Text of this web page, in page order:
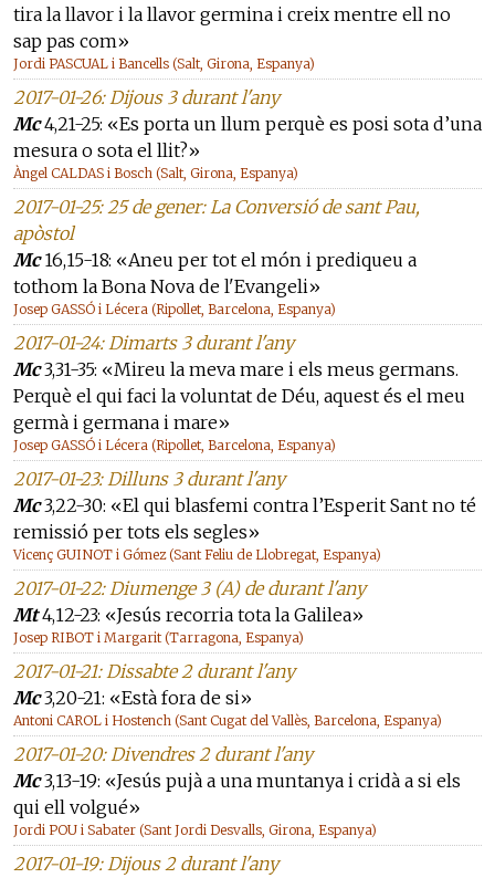
tira la llavor i la llavor germina i creix mentre ell no
sap pas com»
Jordi PASCUAL i Bancells (Salt, Girona, Espanya)
2017-01-26: Dijous 3 durant l'any
Mc4,21-25: «Es porta un llum perquè es posi sota d’una
mesura o sota el llit?»
Àngel CALDAS i Bosch (Salt, Girona, Espanya)
2017-01-25: 25 de gener: La Conversió de sant Pau,
apòstol
Mc16,15-18: «Aneu per tot el món i prediqueu a
tothom la Bona Nova de l'Evangeli»
Josep GASSÓ i Lécera (Ripollet, Barcelona, Espanya)
2017-01-24: Dimarts 3 durant l'any
Mc3,31-35: «Mireu la meva mare i els meus germans.
Perquè el qui faci la voluntat de Déu, aquest és el meu
germà i germana i mare»
Josep GASSÓ i Lécera (Ripollet, Barcelona, Espanya)
2017-01-23: Dilluns 3 durant l'any
Mc3,22-30: «El qui blasfemi contra l’Esperit Sant no té
remissió per tots els segles»
Vicenç GUINOT i Gómez (Sant Feliu de Llobregat, Espanya)
2017-01-22: Diumenge 3 (A) de durant l'any
Mt4,12-23: «Jesús recorria tota la Galilea»
Josep RIBOT i Margarit (Tarragona, Espanya)
2017-01-21: Dissabte 2 durant l'any
Mc3,20-21: «Està fora de si»
Antoni CAROL i Hostench (Sant Cugat del Vallès, Barcelona, Espanya)
2017-01-20: Divendres 2 durant l'any
Mc3,13-19: «Jesús pujà a una muntanya i cridà a si els
qui ell volgué»
Jordi POU i Sabater (Sant Jordi Desvalls, Girona, Espanya)
2017-01-19: Dijous 2 durant l'any